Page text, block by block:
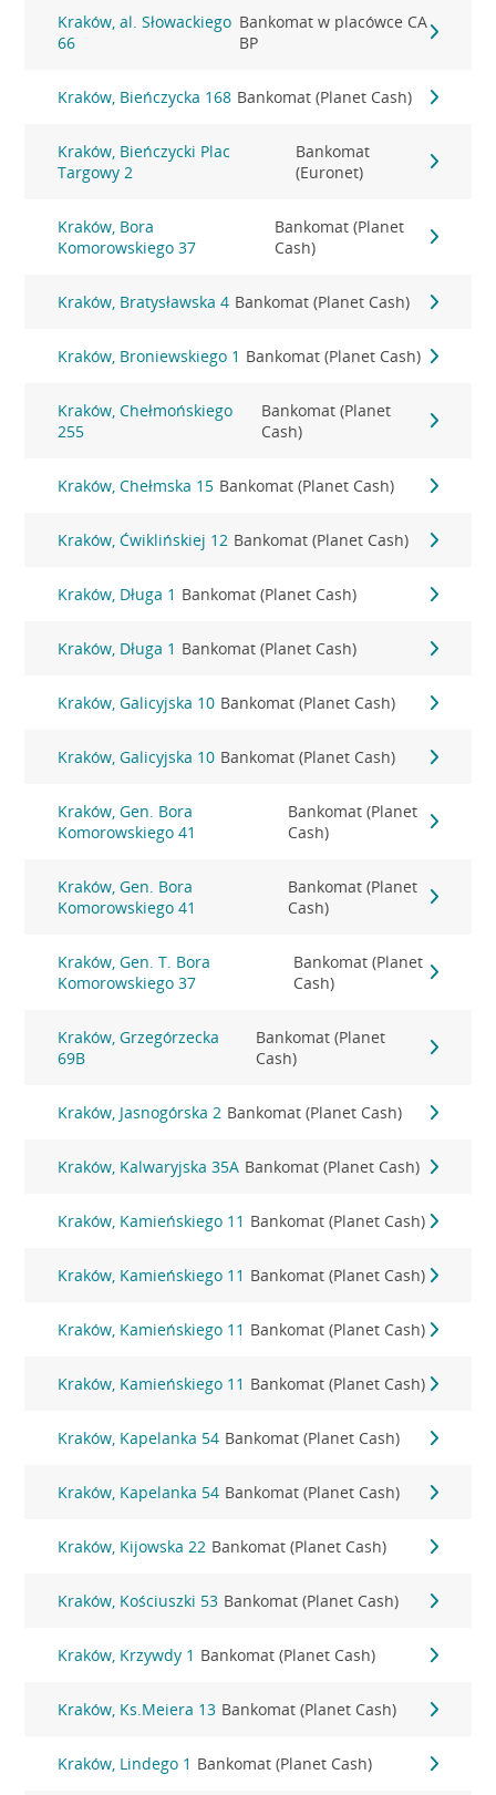
Kraków, al. Słowackiego
66
Bankomat w placówce CA
BP
Kraków, Bieńczycka 168 Bankomat (Planet Cash)
Kraków, Bieńczycki Plac
Targowy 2
Bankomat
(Euronet)
Kraków, Bora
Komorowskiego 37
Bankomat (Planet
Cash)
Kraków, Bratysławska 4 Bankomat (Planet Cash)
Kraków, Broniewskiego 1 Bankomat (Planet Cash)
Kraków, Chełmońskiego
255
Bankomat (Planet
Cash)
Kraków, Chełmska 15 Bankomat (Planet Cash)
Kraków, Ćwiklińskiej 12 Bankomat (Planet Cash)
Kraków, Długa 1 Bankomat (Planet Cash)
Kraków, Długa 1 Bankomat (Planet Cash)
Kraków, Galicyjska 10 Bankomat (Planet Cash)
Kraków, Galicyjska 10 Bankomat (Planet Cash)
Kraków, Gen. Bora
Komorowskiego 41
Bankomat (Planet
Cash)
Kraków, Gen. Bora
Komorowskiego 41
Bankomat (Planet
Cash)
Kraków, Gen. T. Bora
Komorowskiego 37
Bankomat (Planet
Cash)
Kraków, Grzegórzecka
69B
Bankomat (Planet
Cash)
Kraków, Jasnogórska 2 Bankomat (Planet Cash)
Kraków, Kalwaryjska 35A Bankomat (Planet Cash)
Kraków, Kamieńskiego 11 Bankomat (Planet Cash)
Kraków, Kamieńskiego 11 Bankomat (Planet Cash)
Kraków, Kamieńskiego 11 Bankomat (Planet Cash)
Kraków, Kamieńskiego 11 Bankomat (Planet Cash)
Kraków, Kapelanka 54 Bankomat (Planet Cash)
Kraków, Kapelanka 54 Bankomat (Planet Cash)
Kraków, Kijowska 22 Bankomat (Planet Cash)
Kraków, Kościuszki 53 Bankomat (Planet Cash)
Kraków, Krzywdy 1 Bankomat (Planet Cash)
Kraków, Ks.Meiera 13 Bankomat (Planet Cash)
Kraków, Lindego 1 Bankomat (Planet Cash)